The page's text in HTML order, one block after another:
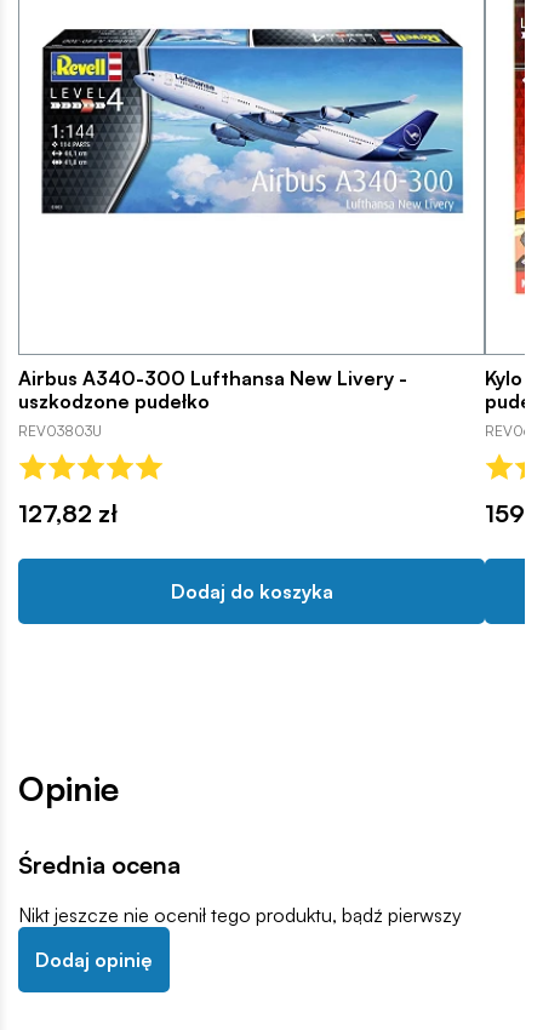
Airbus A340-300 Lufthansa New Livery -
uszkodzone pudełko
REV03803U
127,82 zł
Dodaj do koszyka
Kylo
Opinie
Średnia ocena
Nikt jeszcze nie ocenił tego produktu, bądź pierwszy
Dodaj opinię